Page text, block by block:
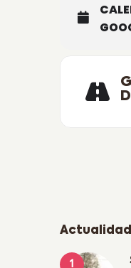
Actualidad